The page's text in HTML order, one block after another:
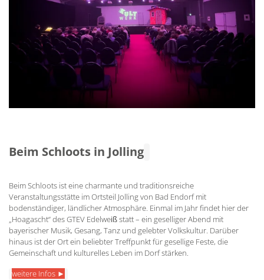
Beim Schloots in Jolling
Beim Schloots ist eine charmante und traditionsreiche
Veranstaltungsstätte im Ortsteil Jolling von Bad Endorf mit
bodenständiger, ländlicher Atmosphäre. Einmal im Jahr findet hier der
„Hoagascht“ des GTEV Edelweißstatt – ein geselliger Abend mit
bayerischer Musik, Gesang, Tanz und gelebter Volkskultur. Darüber
hinaus ist der Ort ein beliebter Treffpunkt für gesellige Feste, die
Gemeinschaft und kulturelles Leben im Dorf stärken.
weitere Infos ►